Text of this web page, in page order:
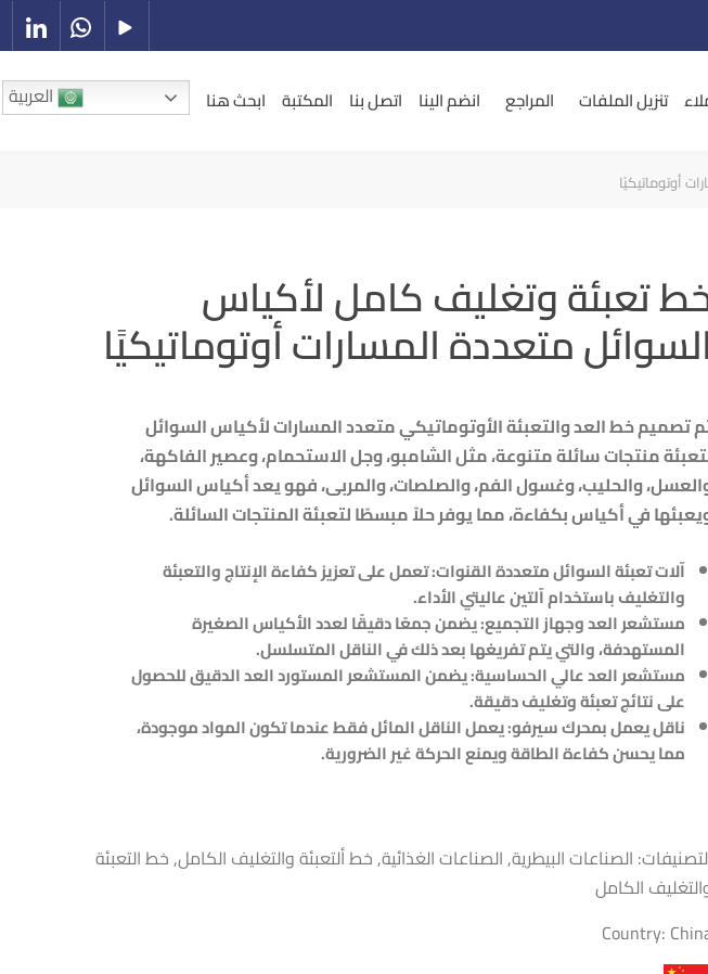
تنزيل الملفات المراجع انضم الينا اتصل بنا المكتبة ابحث هنا العربية
أوتوماتيكيًا
تعبئة وتغليف كامل لأكياس
السوائل متعددة المسارات أوتوماتيكيًا
تصميم خط العد والتعبئة الأوتوماتيكي متعدد المسارات لأكياس السوائل
منتجات سائلة متنوعة، مثل الشامبو، وجل الاستحمام، وعصير الفاكهة،
والحليب، وغسول الفم، والصلصات، والمربى، فهو يعد أكياس السوائل
في أكياس بكفاءة، مما يوفر حلاً مبسطًا لتعبئة المنتجات السائلة.
آلات تعبئة السوائل متعددة القنوات: تعمل على تعزيز كفاءة الإنتاج والتعبئة
والتغليف باستخدام آلتين عاليتي الأداء.
مستشعر العد وجهاز التجميع: يضمن جمعًا دقيقًا لعدد الأكياس الصغيرة
المستهدفة، والتي يتم تفريغها بعد ذلك في الناقل المتسلسل.
مستشعر العد عالي الحساسية: يضمن المستشعر المستورد العد الدقيق للحصول
على نتائج تعبئة وتغليف دقيقة.
ناقل يعمل بمحرك سيرفو: يعمل الناقل المائل فقط عندما تكون المواد موجودة،
مما يحسن كفاءة الطاقة ويمنع الحركة غير الضرورية.
الصناعات البيطرية,الصناعات الغذائية,خط ألتعبئة والتغليف الكامل,خط التعبئة
الكامل
Country: